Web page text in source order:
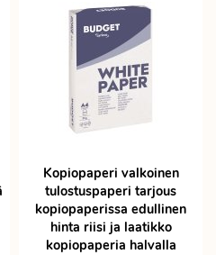
Kopiopaperi valkoinen
tulostuspaperi tarjous
kopiopaperissa edullinen
hinta riisi ja laatikko
kopiopaperia halvalla